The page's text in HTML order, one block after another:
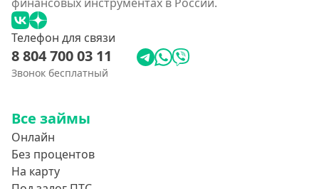
Телефон для связи
8 804 700 03 11
Звонок бесплатный
Все займы
Онлайн
Без процентов
На карту